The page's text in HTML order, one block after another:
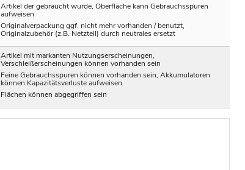
Artikel der gebraucht wurde, Oberfläche kann Gebrauchsspuren
aufweisen
Originalverpackung ggf. nicht mehr vorhanden / benutzt,
Originalzubehör (z.B. Netzteil) durch neutrales ersetzt
Artikel mit markanten Nutzungserscheinungen,
Verschleißerscheinungen können vorhanden sein
Feine Gebrauchsspuren können vorhanden sein, Akkumulatoren
können Kapazitätsverluste aufweisen
Flächen können abgegriffen sein